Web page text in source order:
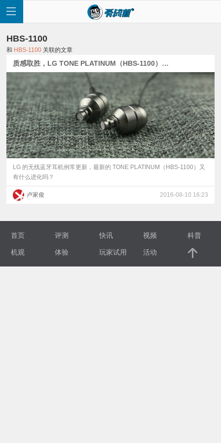
首
页
快
讯
评
视
HBS-1100
和 HBS-1100 关联的文章
质感取胜，LG TONE PLATINUM（HBS-1100）体验
LG 的无线蓝牙耳机例常更新，最新的 TONE PLATINUM（HBS-1100）又
有什么进化吗？
卢家俊 2016-08-10 16:23
首页 评测 快讯 视频 科普
机观 体验 玩家试用 活动